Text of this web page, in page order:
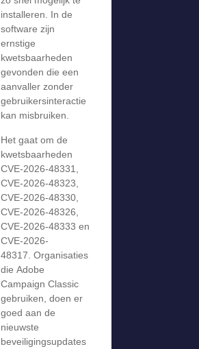
installeren. In de
software zijn
ernstige
kwetsbaarheden
gevonden die een
aanvaller zonder
gebruikersinteractie
kan misbruiken.
Het gaat om de
kwetsbaarheden
CVE-2026-48331,
CVE-2026-48323,
CVE-2026-48330,
CVE-2026-48326,
CVE-2026-48333 en
CVE-2026-
48317. Organisaties
die Adobe
Campaign Classic
gebruiken, doen er
goed aan de
nieuwste
beveiligingsupdates